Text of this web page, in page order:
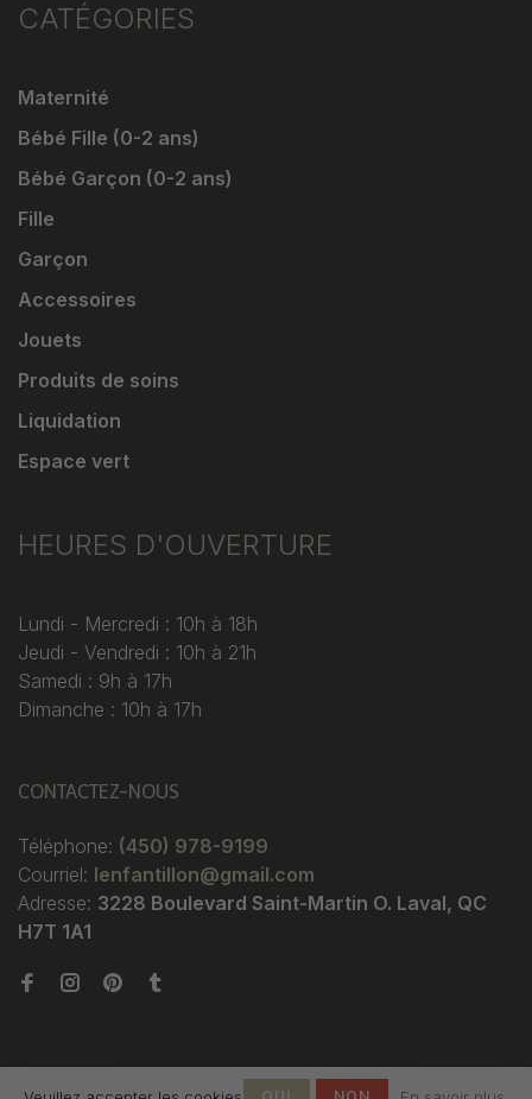
CATÉGORIES
Maternité
Bébé Fille (0-2 ans)
Bébé Garçon (0-2 ans)
Fille
Garçon
Accessoires
Jouets
Produits de soins
Liquidation
Espace vert
HEURES D'OUVERTURE
Lundi - Mercredi : 10h à 18h
Jeudi - Vendredi : 10h à 21h
Samedi : 9h à 17h
Dimanche : 10h à 17h
CONTACTEZ-NOUS
Téléphone: (450) 978-9199
Courriel: lenfantillon@gmail.com
Adresse: 3228 Boulevard Saint-Martin O. Laval, QC
H7T 1A1